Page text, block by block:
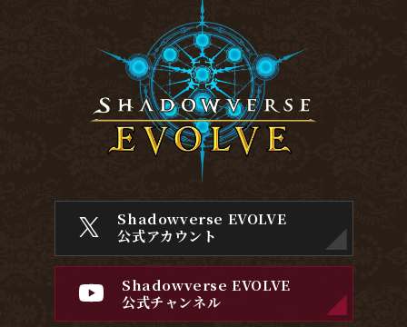
Shadowverse EVOLVE
公式アカウント
Shadowverse EVOLVE
公式チャンネル